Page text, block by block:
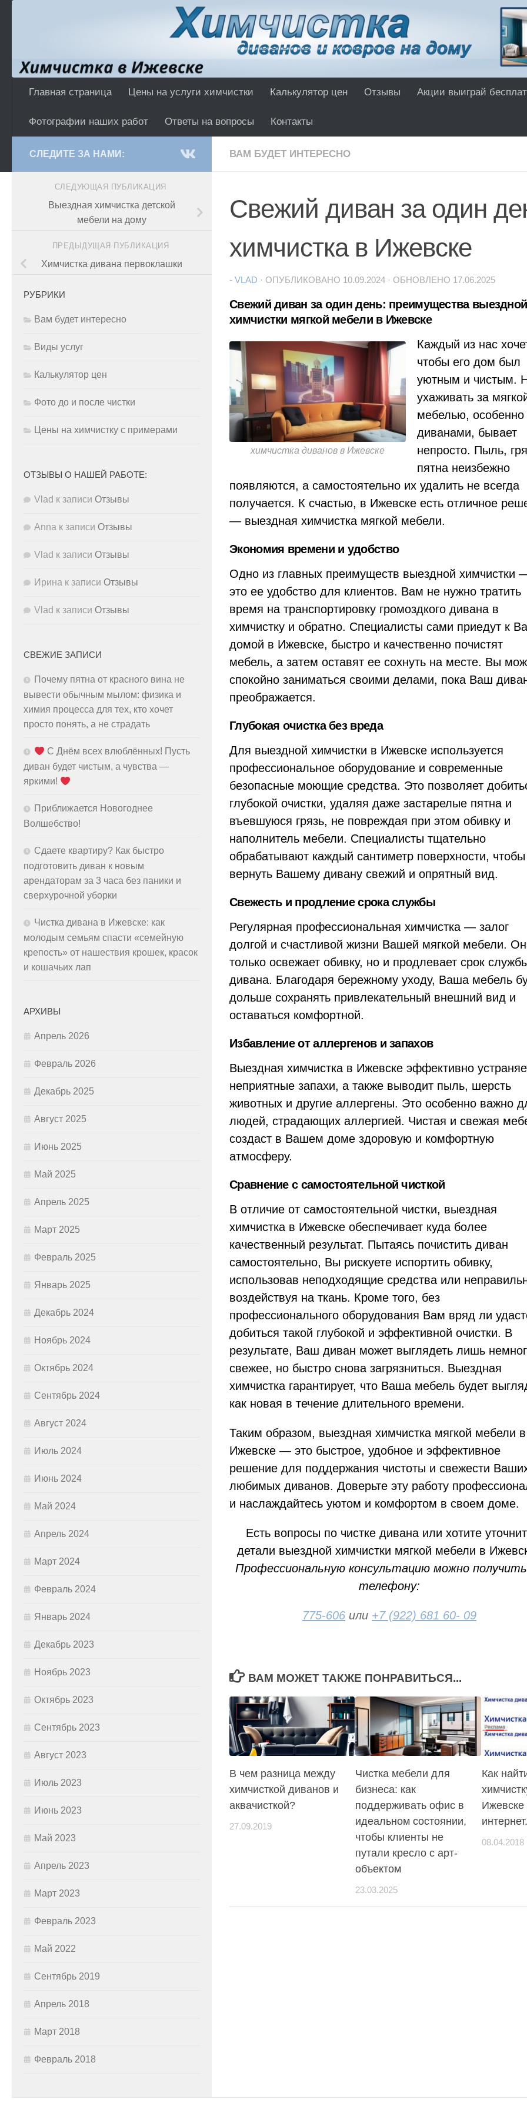
Главная страница Цены на услуги химчистки Калькулятор цен Отзывы Акции выиграй
Фотографии наших работ Ответы на вопросы Контакты
ВАМ БУДЕТ ИНТЕРЕСНО
Свежий диван за один
химчистка в Ижевске
- VLAD · ОПУБЛИКОВАНО 10.09.2024 · ОБНОВЛЕНО 17.06.2025
Свежий диван за один день: преимущества выездной
химчистки мягкой мебели в Ижевске
химчистка диванов в Ижевске
Каждый из нас
чтобы его дом был
уютным и чистым.
ухаживать за
мебелью, особенно
диванами, бывает
непросто. Пыль,
пятна неизбежно
появляются, а самостоятельно их удалить не всегда
получается. К счастью, в Ижевске есть отличное
— выездная химчистка мягкой мебели.
Экономия времени и удобство
Одно из главных преимуществ выездной химчистки
это ее удобство для клиентов. Вам не нужно тратить
время на транспортировку громоздкого дивана в
химчистку и обратно. Специалисты сами приедут к
домой в Ижевске, быстро и качественно почистят
мебель, а затем оставят ее сохнуть на месте. Вы
спокойно заниматься своими делами, пока Ваш
преображается.
Глубокая очистка без вреда
Для выездной химчистки в Ижевске используется
профессиональное оборудование и современные
безопасные моющие средства. Это позволяет
глубокой очистки, удаляя даже застарелые пятна и
въевшуюся грязь, не повреждая при этом обивку и
наполнитель мебели. Специалисты тщательно
обрабатывают каждый сантиметр поверхности, чтобы
вернуть Вашему дивану свежий и опрятный вид.
Свежесть и продление срока службы
Регулярная профессиональная химчистка — залог
долгой и счастливой жизни Вашей мягкой мебели.
только освежает обивку, но и продлевает срок
дивана. Благодаря бережному уходу, Ваша мебель
дольше сохранять привлекательный внешний вид и
оставаться комфортной.
Избавление от аллергенов и запахов
Выездная химчистка в Ижевске эффективно
неприятные запахи, а также выводит пыль, шерсть
животных и другие аллергены. Это особенно важно
людей, страдающих аллергией. Чистая и свежая
создаст в Вашем доме здоровую и комфортную
атмосферу.
Сравнение с самостоятельной чисткой
В отличие от самостоятельной чистки, выездная
химчистка в Ижевске обеспечивает куда более
качественный результат. Пытаясь почистить диван
самостоятельно, Вы рискуете испортить обивку,
использовав неподходящие средства или
воздействуя на ткань. Кроме того, без
профессионального оборудования Вам вряд ли
добиться такой глубокой и эффективной очистки. В
результате, Ваш диван может выглядеть лишь
свежее, но быстро снова загрязниться. Выездная
химчистка гарантирует, что Ваша мебель будет
как новая в течение длительного времени.
Таким образом, выездная химчистка мягкой мебели в
Ижевске — это быстрое, удобное и эффективное
решение для поддержания чистоты и свежести
любимых диванов. Доверьте эту работу
и наслаждайтесь уютом и комфортом в своем доме.
Есть вопросы по чистке дивана или хотите
детали выездной химчистки мягкой мебели в
Профессиональную консультацию можно
телефону:
775-606 или +7 (922) 681 60- 09
ВАМ МОЖЕТ ТАКЖЕ ПОНРАВИТЬСЯ...
В чем разница между
химчисткой диванов и
аквачисткой?
27.09.2019
Чистка мебели для
бизнеса: как
поддерживать офис в
идеальном состоянии,
чтобы клиенты не
путали кресло с арт-
объектом
23.03.2025
Как
Ижевске
интернет.
08.04.2018
СЛЕДИТЕ ЗА НАМИ:
СЛЕДУЮЩАЯ ПУБЛИКАЦИЯ
Выездная химчистка детской
мебели на дому
ПРЕДЫДУЩАЯ ПУБЛИКАЦИЯ
Химчистка дивана первоклашки
РУБРИКИ
Вам будет интересно
Виды услуг
Калькулятор цен
Фото до и после чистки
Цены на химчистку с примерами
ОТЗЫВЫ О НАШЕЙ РАБОТЕ:
Vlad к записи Отзывы
Anna к записи Отзывы
Vlad к записи Отзывы
Ирина к записи Отзывы
Vlad к записи Отзывы
СВЕЖИЕ ЗАПИСИ
Почему пятна от красного вина не
вывести обычным мылом: физика и
химия процесса для тех, кто хочет
просто понять, а не страдать
С Днём всех влюблённых! Пусть
диван будет чистым, а чувства —
яркими!
Приближается Новогоднее
Волшебство!
Сдаете квартиру? Как быстро
подготовить диван к новым
арендаторам за 3 часа без паники и
сверхурочной уборки
Чистка дивана в Ижевске: как
молодым семьям спасти «семейную
крепость» от нашествия крошек, красок
и кошачьих лап
АРХИВЫ
Апрель 2026
Февраль 2026
Декабрь 2025
Август 2025
Июнь 2025
Май 2025
Апрель 2025
Март 2025
Февраль 2025
Январь 2025
Декабрь 2024
Ноябрь 2024
Октябрь 2024
Сентябрь 2024
Август 2024
Июль 2024
Июнь 2024
Май 2024
Апрель 2024
Март 2024
Февраль 2024
Январь 2024
Декабрь 2023
Ноябрь 2023
Октябрь 2023
Сентябрь 2023
Август 2023
Июль 2023
Июнь 2023
Май 2023
Апрель 2023
Март 2023
Февраль 2023
Май 2022
Сентябрь 2019
Апрель 2018
Март 2018
Февраль 2018